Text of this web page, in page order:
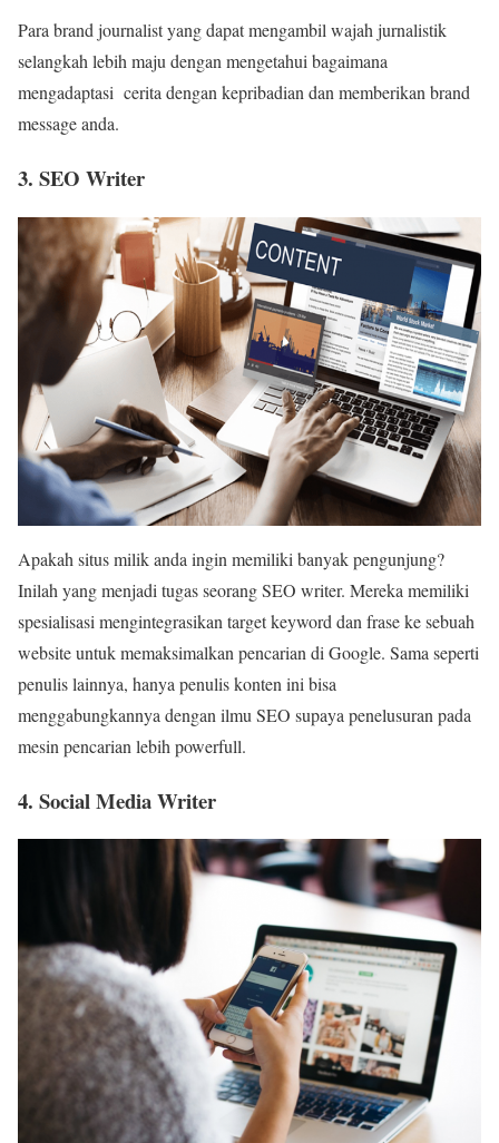
Para brand journalist yang dapat mengambil wajah jurnalistik
selangkah lebih maju dengan mengetahui bagaimana
mengadaptasi cerita dengan kepribadian dan memberikan brand
message anda.
3. SEO Writer
Apakah situs milik anda ingin memiliki banyak pengunjung?
Inilah yang menjadi tugas seorang SEO writer. Mereka memiliki
spesialisasi mengintegrasikan target keyword dan frase ke sebuah
website untuk memaksimalkan pencarian di Google. Sama seperti
penulis lainnya, hanya penulis konten ini bisa
menggabungkannya dengan ilmu SEO supaya penelusuran pada
mesin pencarian lebih powerfull.
4. Social Media Writer